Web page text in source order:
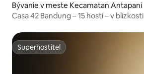
Bývanie v meste Kecamatan Antapani
Casa 42 Bandung – 15 hostí – v
Superhostiteľ
Superhostiteľ